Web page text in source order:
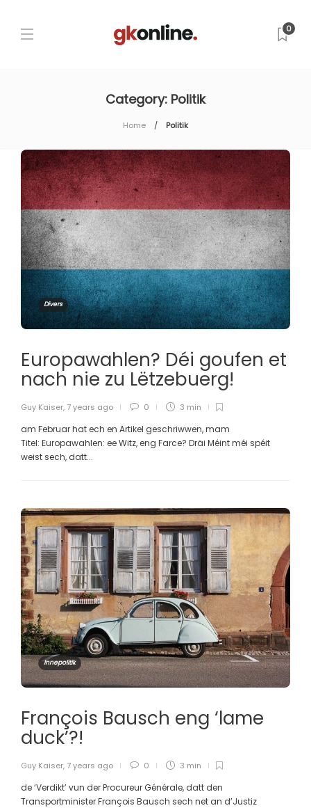
0
Category: Politik
Home Politik
Divers
Europawahlen? Déi goufen et
nach nie zu Lëtzebuerg!
Guy Kaiser, 7 years ago 0 3 min
am Februar hat ech en Artikel geschriwwen, mam
Titel: Europawahlen: ee Witz, eng Farce? Dräi Méint méi spéit
weist sech, datt...
Innepolitik
François Bausch eng ‘lame
duck’?!
Guy Kaiser, 7 years ago 0 3 min
de ‘Verdikt’ vun der Procureur Générale, datt den
Transportminister François Bausch sech net an d’Justiz